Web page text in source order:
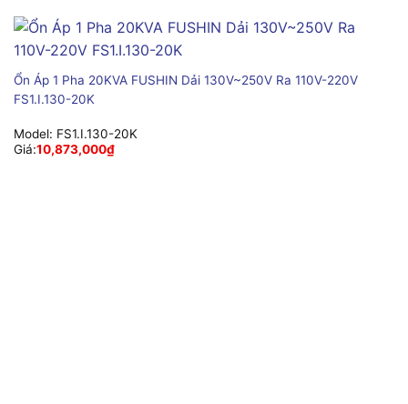
Ổn Áp 1 Pha 20KVA FUSHIN Dải 130V~250V Ra 110V-220V
FS1.I.130-20K
Model: FS1.I.130-20K
Giá:10,873,000₫